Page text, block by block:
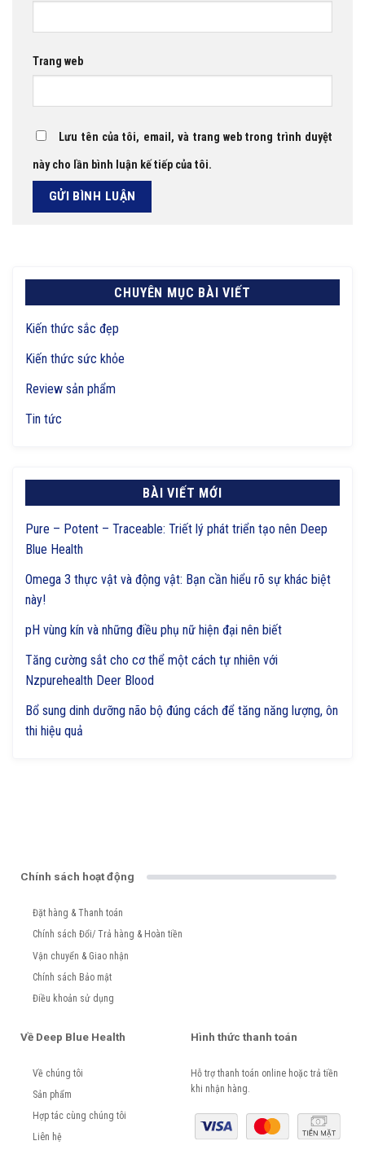
Trang web
Lưu tên của tôi, email, và trang web trong trình duyệt
này cho lần bình luận kế tiếp của tôi.
CHUYÊN MỤC BÀI VIẾT
Kiến thức sắc đẹp
Kiến thức sức khỏe
Review sản phẩm
Tin tức
BÀI VIẾT MỚI
Pure – Potent – Traceable: Triết lý phát triển tạo nên Deep
Blue Health
Omega 3 thực vật và động vật: Bạn cần hiểu rõ sự khác biệt
này!
pH vùng kín và những điều phụ nữ hiện đại nên biết
Tăng cường sắt cho cơ thể một cách tự nhiên với
Nzpurehealth Deer Blood
Bổ sung dinh dưỡng não bộ đúng cách để tăng năng lượng, ôn
thi hiệu quả
Chính sách hoạt động
Đặt hàng & Thanh toán
Chính sách Đổi/ Trả hàng & Hoàn tiền
Vận chuyển & Giao nhận
Chính sách Bảo mật
Điều khoản sử dụng
Về Deep Blue Health
Về chúng tôi
Sản phẩm
Hợp tác cùng chúng tôi
Liên hệ
Hình thức thanh toán
Hỗ trợ thanh toán online hoặc trả tiền
khi nhận hàng.